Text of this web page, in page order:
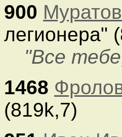
900
легионера"
"Все
1468
(819k,7)